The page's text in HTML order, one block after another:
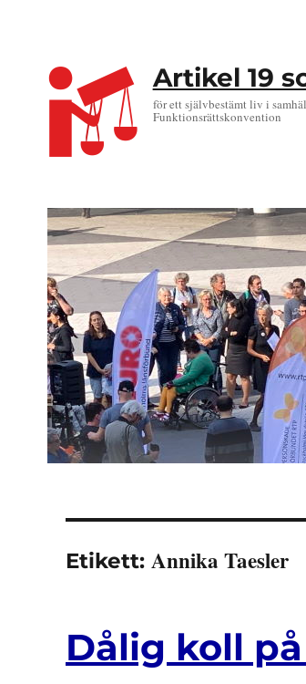
Artikel 19
för ett självbestämt liv i
Funktionsrättskonvention
Etikett: Annika Taesler
Dålig koll